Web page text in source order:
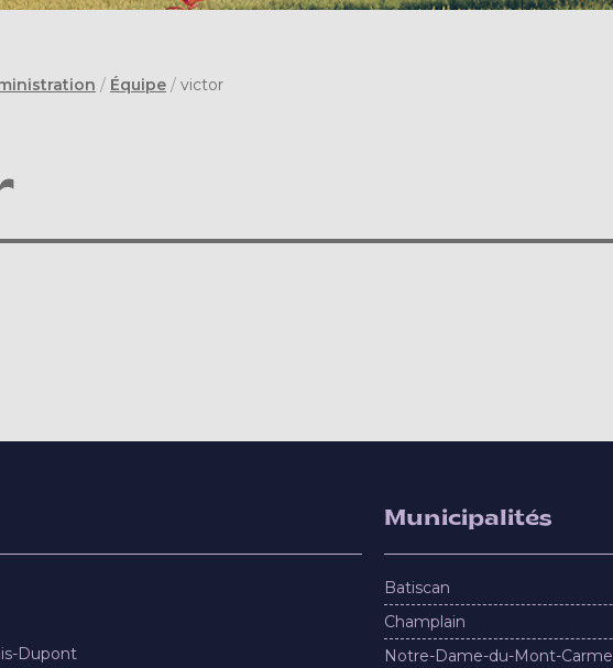
/ Équipe / victor
Dupont
Municipalités
Batiscan
Champlain
Notre-Dame-du-Mont-Carmel